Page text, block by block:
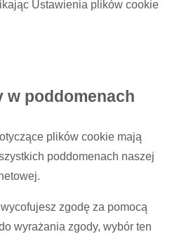
Ustawienia plików cookie
w poddomenach
plików cookie mają
poddomenach naszej
zgodę za pomocą
wyrażania zgody, wybór ten